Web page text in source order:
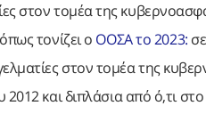
στον τομέα της
τονίζει ο ΟΟΣΑ το 2023:
στον τομέα της
και διπλάσια από ό,τι